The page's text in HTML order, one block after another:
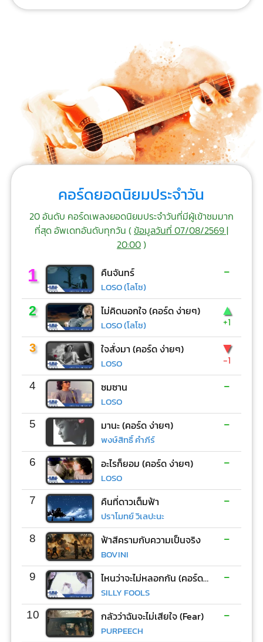
คอร์ดยอดนิยมประจำวัน
20 อันดับ คอร์ดเพลงยอดนิยมประจำวันที่มีผู้เข้าชมมาก
ที่สุด อัพเดทอันดับทุกวัน (ข้อมูลวันที่ 07/08/2569 |
20:00)
1 คืนจันทร์
LOSO (โลโซ)
-
2 ไม่คิดนอกใจ (คอร์ด ง่ายๆ)
LOSO (โลโซ)
▲
+1
3 ใจสั่งมา (คอร์ด ง่ายๆ)
LOSO
▼
-1
4 ซมซาน
LOSO
-
5 มานะ (คอร์ด ง่ายๆ)
พงษ์สิทธิ์ คำภีร์
-
6 อะไรก็ยอม (คอร์ด ง่ายๆ)
LOSO
-
7 คืนที่ดาวเต็มฟ้า
ปราโมทย์ วิเลปะนะ
-
8 ฟ้าสีครามกับความเป็นจริง
BOVINI
-
9 ไหนว่าจะไม่หลอกกัน (คอร์ด ง่ายๆ)
SILLY FOOLS
-
10 กลัวว่าฉันจะไม่เสียใจ (Fear)
PURPEECH
-